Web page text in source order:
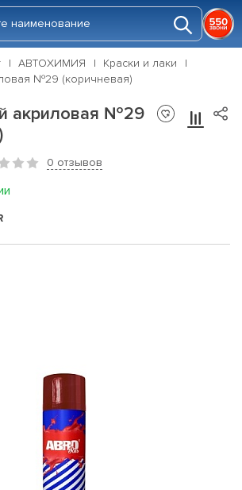
АВТОХИМИЯ
Краски и лаки
№29 (коричневая)
акриловая №29
0 отзывов